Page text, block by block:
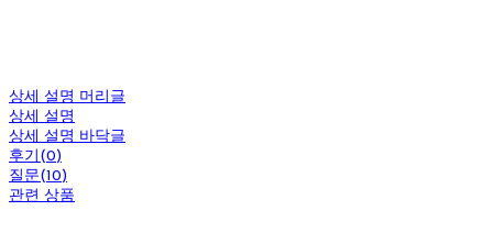
상세 설명 머리글
상세 설명
상세 설명 바닥글
후기(0)
질문(10)
관련 상품